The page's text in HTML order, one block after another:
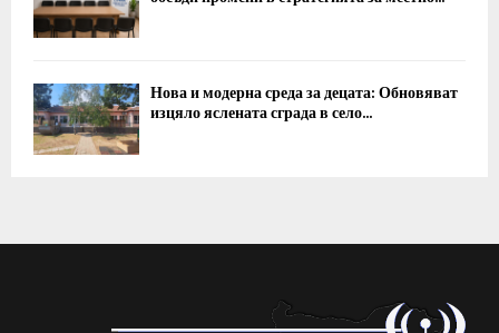
Нова и модерна среда за децата: Обновяват
изцяло яслената сграда в село...